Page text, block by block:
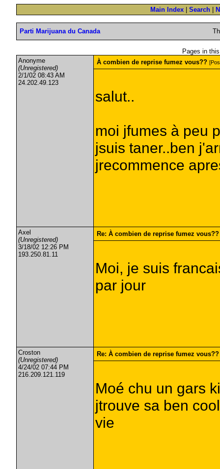
Main Index Search
Parti Marijuana du Canada
Pages in
Anonyme
(Unregistered)
2/1/02 08:43 AM
24.202.49.123
À combien de reprise fumez vous??
salut..
moi jfumes à peu
jsuis taner..ben
jrecommence
Axel
(Unregistered)
3/18/02 12:26 PM
193.250.81.11
Re: À combien de reprise fumez vous??
Moi, je suis
par jour
Croston
(Unregistered)
4/24/02 07:44 PM
216.209.121.119
Re: À combien de reprise fumez vous??
Moé chu un gars
jtrouve sa ben
vie